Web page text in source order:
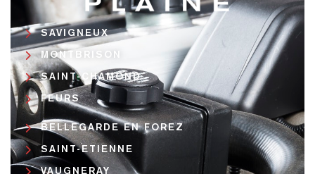
SAVIGNEUX
MONTBRISON
SAINT-CHAMOND
FEURS
BELLEGARDE EN FOREZ
SAINT-ETIENNE
VAUGNERAY